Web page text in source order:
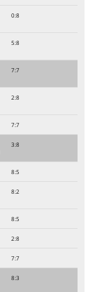
0:8
5:8
7:7
2:8
7:7
3:8
8:5
8:2
8:5
2:8
7:7
8:3